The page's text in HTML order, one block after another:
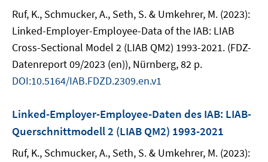
Ruf, K., Schmucker, A., Seth, S. & Umkehrer, M. (2023):
Linked-Employer-Employee-Data of the IAB: LIAB
Cross-Sectional Model 2 (LIAB QM2) 1993-2021. (FDZ-
Datenreport 09/2023 (en)), Nürnberg, 82 p.
DOI:10.5164/IAB.FDZD.2309.en.v1
Linked-Employer-Employee-Daten des IAB: LIAB-
Querschnittmodell 2 (LIAB QM2) 1993-2021
Ruf, K., Schmucker, A., Seth, S. & Umkehrer, M. (2023):